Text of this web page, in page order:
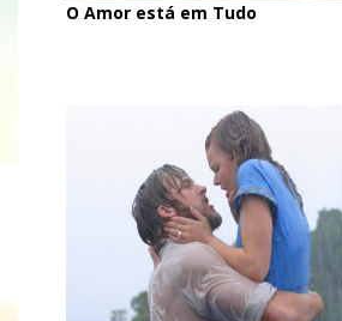
O Amor está em Tudo